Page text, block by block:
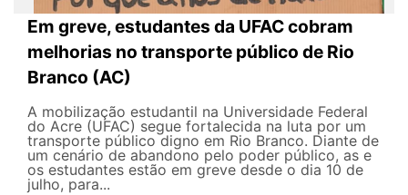
Em greve, estudantes da UFAC cobram
melhorias no transporte público de Rio
Branco (AC)
A mobilização estudantil na Universidade Federal
do Acre (UFAC) segue fortalecida na luta por um
transporte público digno em Rio Branco. Diante de
um cenário de abandono pelo poder público, as e
os estudantes estão em greve desde o dia 10 de
julho, para...